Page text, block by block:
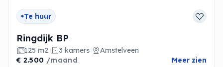
Te huur
Ringdijk BP
125 m2 3 kamers
Amstelveen
€ 2.500 /maand Meer zien